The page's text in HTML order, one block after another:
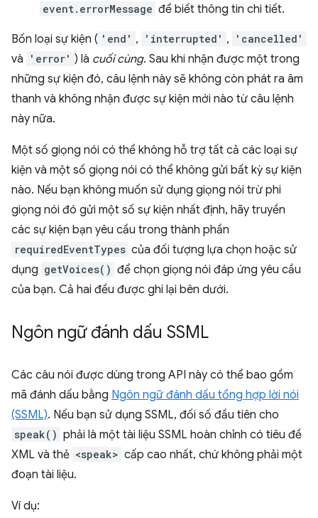
event.errorMessage để biết thông tin chi tiết.
Bốn loại sự kiện ( 'end' , 'interrupted' , 'cancelled'
và 'error' ) là cuối cùng. Sau khi nhận được một trong
những sự kiện đó, câu lệnh này sẽ không còn phát ra âm
thanh và không nhận được sự kiện mới nào từ câu lệnh
này nữa.
Một số giọng nói có thể không hỗ trợ tất cả các loại sự
kiện và một số giọng nói có thể không gửi bất kỳ sự kiện
nào. Nếu bạn không muốn sử dụng giọng nói trừ phi
giọng nói đó gửi một số sự kiện nhất định, hãy truyền
các sự kiện bạn yêu cầu trong thành phần
requiredEventTypes của đối tượng lựa chọn hoặc sử
dụng getVoices() để chọn giọng nói đáp ứng yêu cầu
của bạn. Cả hai đều được ghi lại bên dưới.
Ngôn ngữ đánh dấu SSML
Các câu nói được dùng trong API này có thể bao gồm
mã đánh dấu bằng Ngôn ngữ đánh dấu tổng hợp lời nói
(SSML). Nếu bạn sử dụng SSML, đối số đầu tiên cho
speak() phải là một tài liệu SSML hoàn chỉnh có tiêu đề
XML và thẻ <speak> cấp cao nhất, chứ không phải một
đoạn tài liệu.
Ví dụ: